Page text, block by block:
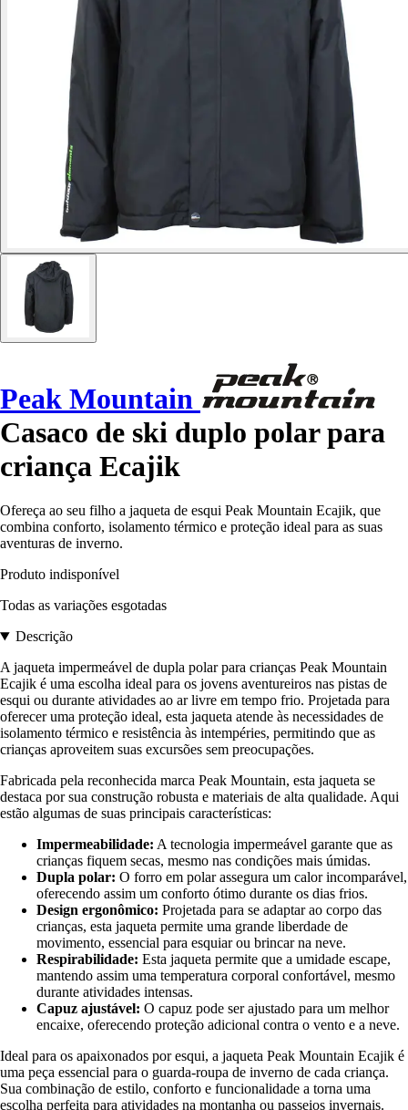
Peak Mountain
Casaco de ski duplo polar para
criança Ecajik
Ofereça ao seu filho a jaqueta de esqui Peak Mountain Ecajik, que
combina conforto, isolamento térmico e proteção ideal para as suas
aventuras de inverno.
Produto indisponível
Todas as variações esgotadas
Descrição
A jaqueta impermeável de dupla polar para crianças Peak Mountain
Ecajik é uma escolha ideal para os jovens aventureiros nas pistas de
esqui ou durante atividades ao ar livre em tempo frio. Projetada para
oferecer uma proteção ideal, esta jaqueta atende às necessidades de
isolamento térmico e resistência às intempéries, permitindo que as
crianças aproveitem suas excursões sem preocupações.
Fabricada pela reconhecida marca Peak Mountain, esta jaqueta se
destaca por sua construção robusta e materiais de alta qualidade. Aqui
estão algumas de suas principais características:
Impermeabilidade: A tecnologia impermeável garante que as
crianças fiquem secas, mesmo nas condições mais úmidas.
Dupla polar: O forro em polar assegura um calor incomparável,
oferecendo assim um conforto ótimo durante os dias frios.
Design ergonômico: Projetada para se adaptar ao corpo das
crianças, esta jaqueta permite uma grande liberdade de
movimento, essencial para esquiar ou brincar na neve.
Respirabilidade: Esta jaqueta permite que a umidade escape,
mantendo assim uma temperatura corporal confortável, mesmo
durante atividades intensas.
Capuz ajustável: O capuz pode ser ajustado para um melhor
encaixe, oferecendo proteção adicional contra o vento e a neve.
Ideal para os apaixonados por esqui, a jaqueta Peak Mountain Ecajik é
uma peça essencial para o guarda-roupa de inverno de cada criança.
Sua combinação de estilo, conforto e funcionalidade a torna uma
escolha perfeita para atividades na montanha ou passeios invernais.